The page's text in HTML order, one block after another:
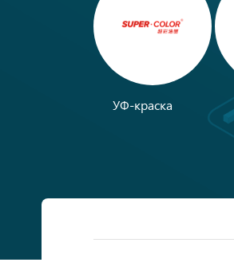
УФ-краска